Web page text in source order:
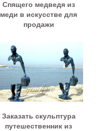
Спящего медведя из
меди в искусстве для
продажи
Заказать скульптура
путешественник из